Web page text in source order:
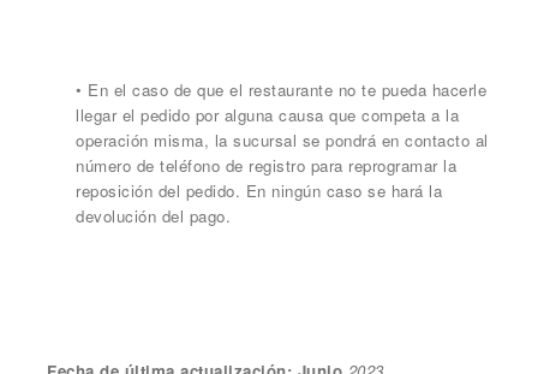
• En el caso de que el restaurante no te pueda hacerle
llegar el pedido por alguna causa que competa a la
operación misma, la sucursal se pondrá en contacto al
número de teléfono de registro para reprogramar la
reposición del pedido. En ningún caso se hará la
devolución del pago.